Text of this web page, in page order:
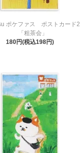
ポケファス ポストカード2
「粗茶会」
180円(税込198円)